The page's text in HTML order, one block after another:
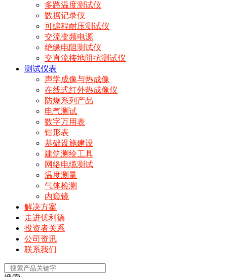
多路温度测试仪
数据记录仪
可编程耐压测试仪
交流变频电源
绝缘电阻测试仪
交直流接地阻抗测试仪
测试仪表
声学成像与热成像
在线式红外热成像仪
防爆系列产品
电气测试
数字万用表
钳形表
基础设施建设
建筑测绘工具
网络电缆测试
温度测量
气体检测
内窥镜
解决方案
走进优利德
投资者关系
公司资讯
联系我们